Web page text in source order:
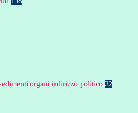
organi indirizzo-politico 22